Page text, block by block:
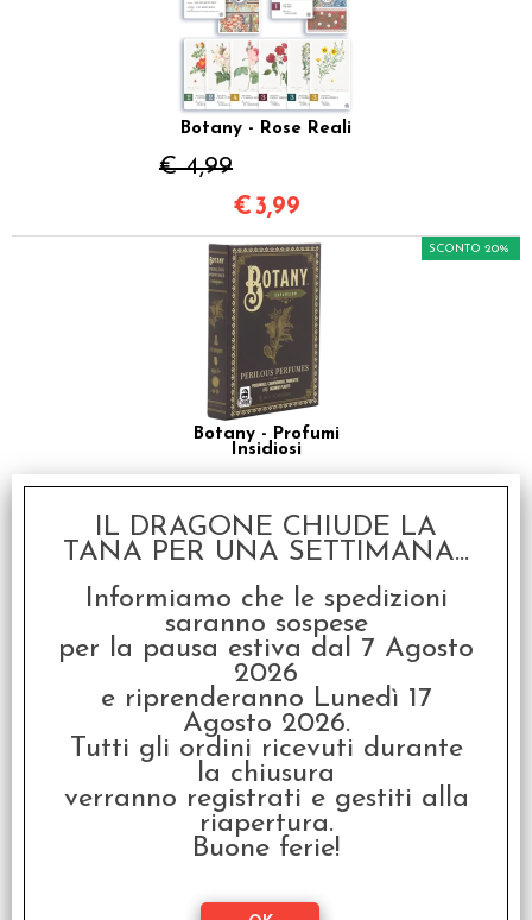
Botany - Rose Reali
€ 4,99
€3,99
Botany - Profumi
Insidiosi
€ 24,99
SCONTO 20%
€19,99
Botany - Alberi del
Desiderio
€ 24,99
€19,99
IL DRAGONE CHIUDE LA
TANA PER UNA SETTIMANA...
Informiamo che le spedizioni
saranno sospese
per la pausa estiva dal 7 Agosto
2026
e riprenderanno Lunedì 17
Agosto 2026.
Tutti gli ordini ricevuti durante
la chiusura
verranno registrati e gestiti alla
riapertura.
Buone ferie!